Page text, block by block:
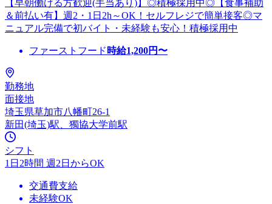
【早朝働ける方歓迎(手当あり)】◎積極採用中◎【食事補助
＆前払い有】週2・1日2h～OK！セルフレジで簡単接客◎マ
ニュアル完備で初バイト・未経験も安心！積極採用中
ファーストフード 時給1,200円〜
勤務地
面接地
埼玉県草加市八幡町26-1
新田(埼玉)駅、獨協大学前駅
シフト
1日2時間 週2日からOK
交通費支給
未経験OK